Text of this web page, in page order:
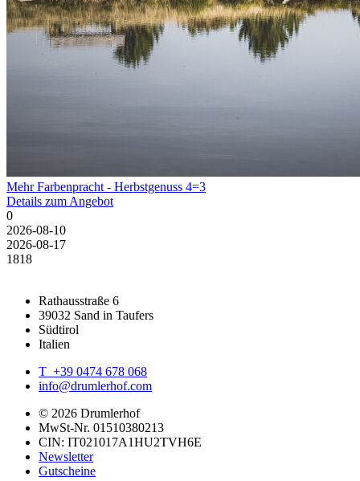
Mehr Farbenpracht - Herbstgenuss 4=3
Details zum Angebot
0
2026-08-10
2026-08-17
1818
Rathausstraße 6
39032 Sand in Taufers
Südtirol
Italien
T +39 0474 678 068
info@drumlerhof.com
© 2026 Drumlerhof
MwSt-Nr. 01510380213
CIN: IT021017A1HU2TVH6E
Newsletter
Gutscheine